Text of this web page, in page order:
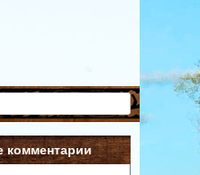
комментарии